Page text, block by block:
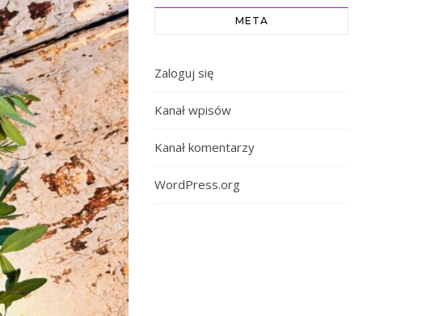
META
Zaloguj się
Kanał wpisów
Kanał komentarzy
WordPress.org